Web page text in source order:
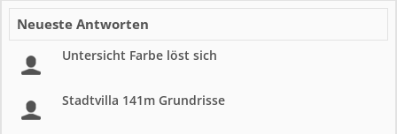
Neueste Antworten
Untersicht Farbe löst sich
Stadtvilla 141m Grundrisse